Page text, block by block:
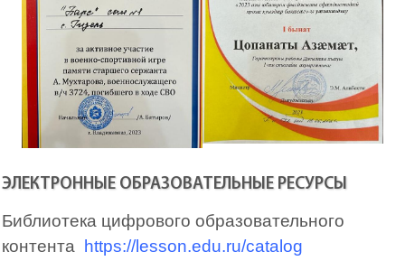
ЭЛЕКТРОННЫЕ ОБРАЗОВАТЕЛЬНЫЕ РЕСУРСЫ
Библиотека цифрового образовательного
контента
https://lesson.edu.ru/catalog